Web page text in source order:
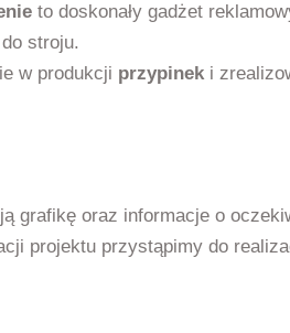
to doskonały gadżet
stroju.
w produkcji przypineki
grafikę oraz informacje o
projektu przystąpimy do